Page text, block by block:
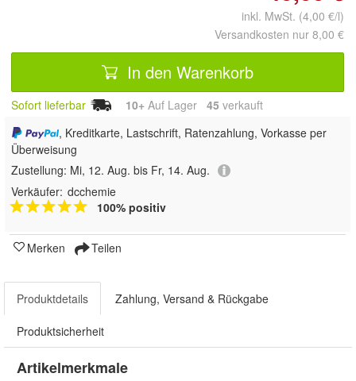
inkl. MwSt. (4,00 €/l)
Versandkosten nur 8,00 €
In den Warenkorb
Sofort lieferbar 10+ Auf Lager 45 verkauft
, Kreditkarte, Lastschrift, Ratenzahlung, Vorkasse per
Überweisung
Zustellung: Mi, 12. Aug. bis Fr, 14. Aug.
Verkäufer: dcchemie
100% positiv
Merken Teilen
Produktdetails Zahlung, Versand & Rückgabe
Produktsicherheit
Artikelmerkmale